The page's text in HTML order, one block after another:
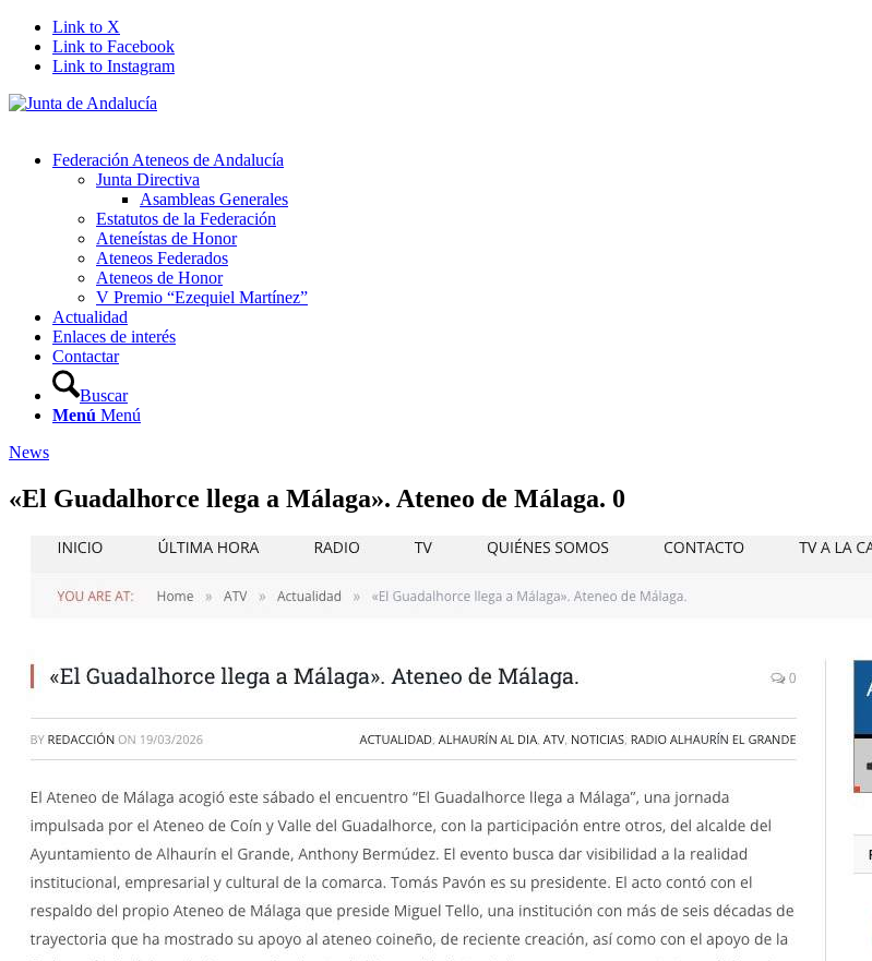
Link to X
Link to Facebook
Link to Instagram
Federación Ateneos de Andalucía
Junta Directiva
Asambleas Generales
Estatutos de la Federación
Ateneístas de Honor
Ateneos Federados
Ateneos de Honor
V Premio “Ezequiel Martínez”
Actualidad
Enlaces de interés
Contactar
Buscar
Menú Menú
News
«El Guadalhorce llega a Málaga». Ateneo de Málaga. 0